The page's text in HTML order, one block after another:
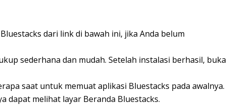
dari link di bawah ini, jika Anda belum
sederhana dan mudah. Setelah instalasi berhasil, buka
saat untuk memuat aplikasi Bluestacks pada awalnya.
dapat melihat layar Beranda Bluestacks.